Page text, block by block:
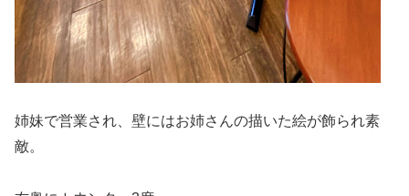
姉妹で営業され、壁にはお姉さんの描いた絵が飾られ素
敵。